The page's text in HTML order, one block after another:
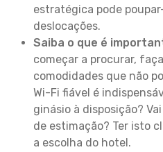
estratégica pode
deslocações.
Saiba o que é
começar a procurar,
comodidades que não
Wi-Fi fiável é
ginásio à disposição?
de estimação? Ter isto
a escolha do hotel.